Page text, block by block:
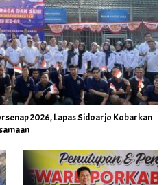
2026, Lapas Sidoarjo Kobarkan